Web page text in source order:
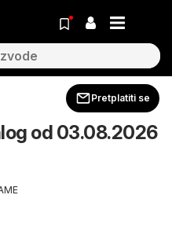
Pretplatiti se
od 03.08.2026